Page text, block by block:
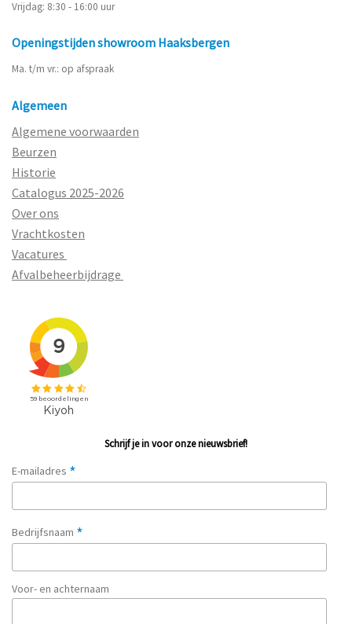
Vrijdag: 8:30 - 16:00 uur
Openingstijden showroom Haaksbergen
Ma. t/m vr.: op afspraak
Algemeen
Algemene voorwaarden
Beurzen
Historie
Catalogus 2025-2026
Over ons
Vrachtkosten
Vacatures
Afvalbeheerbijdrage
Schrijf je in voor onze nieuwsbrief!
E-mailadres *
Bedrijfsnaam *
Voor- en achternaam